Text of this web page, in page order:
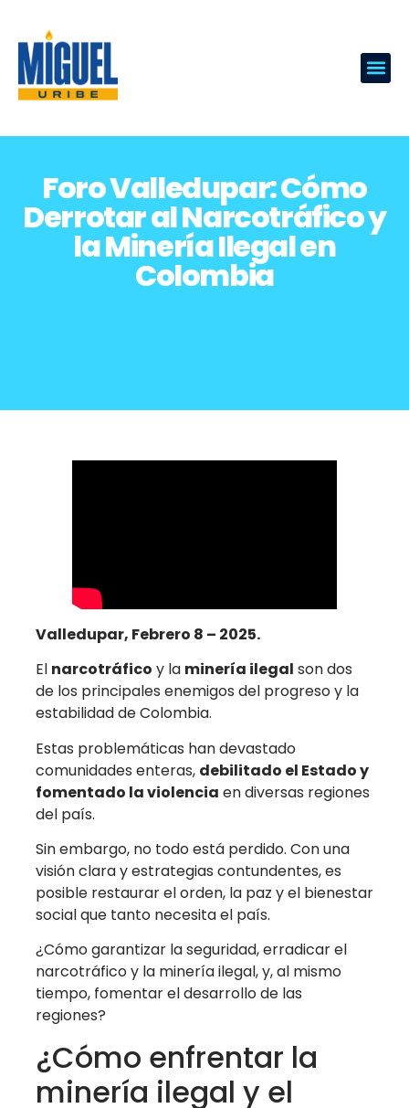
Foro Valledupar: Cómo
Derrotar al Narcotráfico y
la Minería Ilegal en
Colombia
Valledupar, Febrero 8 – 2025.
El narcotráfico y la minería ilegal son dos
de los principales enemigos del progreso y la
estabilidad de Colombia.
Estas problemáticas han devastado
comunidades enteras, debilitado el Estado y
fomentado la violencia en diversas regiones
del país.
Sin embargo, no todo está perdido. Con una
visión clara y estrategias contundentes, es
posible restaurar el orden, la paz y el bienestar
social que tanto necesita el país.
¿Cómo garantizar la seguridad, erradicar el
narcotráfico y la minería ilegal, y, al mismo
tiempo, fomentar el desarrollo de las
regiones?
¿Cómo enfrentar la
minería ilegal y el